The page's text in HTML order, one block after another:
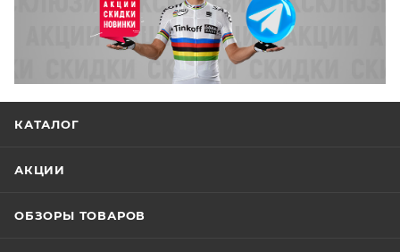
КАТАЛОГ
АКЦИИ
ОБЗОРЫ ТОВАРОВ